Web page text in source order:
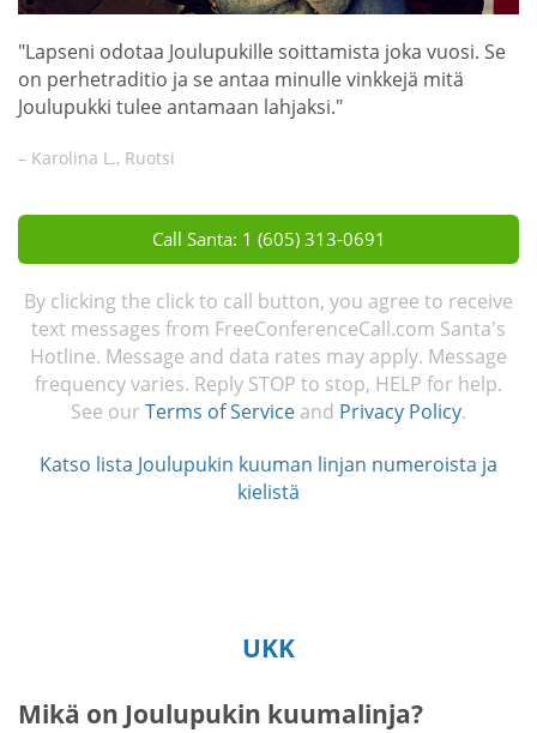
"Lapseni odotaa Joulupukille soittamista joka vuosi. Se
on perhetraditio ja se antaa minulle vinkkejä mitä
Joulupukki tulee antamaan lahjaksi."
– Karolina L., Ruotsi
Call Santa: 1 (605) 313-0691
By clicking the click to call button, you agree to receive
text messages from FreeConferenceCall.com Santa's
Hotline. Message and data rates may apply. Message
frequency varies. Reply STOP to stop, HELP for help.
See our Terms of Service and Privacy Policy.
Katso lista Joulupukin kuuman linjan numeroista ja
kielistä
UKK
Mikä on Joulupukin kuumalinja?